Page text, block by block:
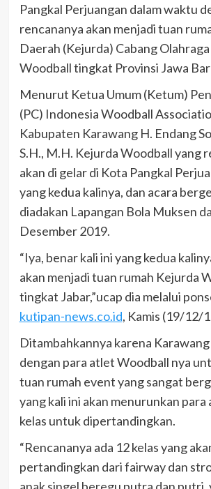
Pangkal Perjuangan dalam waktu
rencananya akan menjadi tuan
Daerah (Kejurda) Cabang
Woodball tingkat Provinsi Jawa
Menurut Ketua Umum (Ketum)
(PC) Indonesia Woodball
Kabupaten Karawang H. Endang
S.H., M.H. Kejurda Woodball yang
akan di gelar di Kota Pangkal
yang kedua kalinya, dan acara
diadakan Lapangan Bola Muksen
Desember 2019.
“Iya, benar kali ini yang kedua
akan menjadi tuan rumah Kejurda
tingkat Jabar,”ucap dia melalui
kutipan-news.co.id, Kamis (19/12/
Ditambahkannya karena
dengan para atlet Woodball nya
tuan rumah event yang sangat
yang kali ini akan menurunkan para
kelas untuk dipertandingkan.
“Rencananya ada 12 kelas yang
pertandingkan dari fairway dan